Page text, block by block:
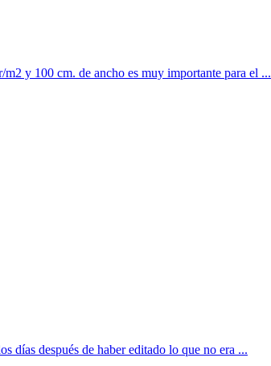
m2 y 100 cm. de ancho es muy importante para el ...
días después de haber editado lo que no era ...